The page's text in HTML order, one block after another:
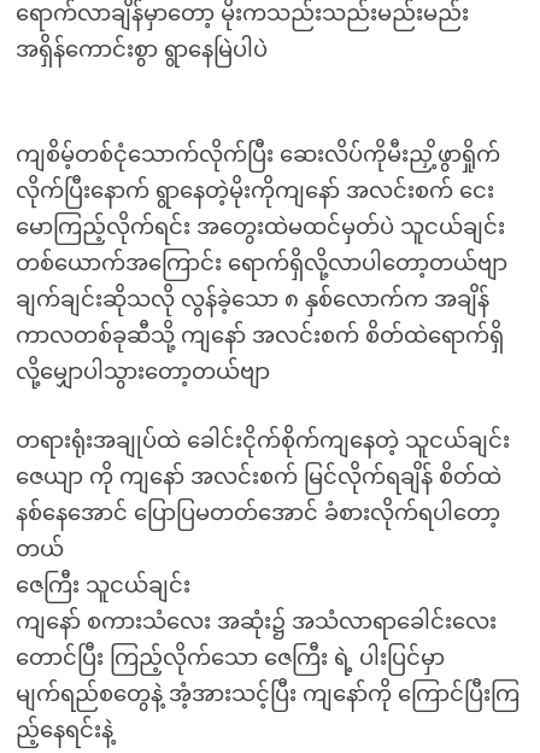
ရောက်လာချိန်မှာတော့ မိုးကသည်းသည်းမည်းမည်း
အရှိန်ကောင်းစွာ ရွာနေမြဲပါပဲ
ကျစိမ့်တစ်ငုံသောက်လိုက်ပြီး ဆေးလိပ်ကိုမီးညှိ့ဖွာရှိုက်
လိုက်ပြီးနောက် ရွာနေတဲ့မိုးကိုကျနော် အလင်းစက် ငေး
မောကြည့်လိုက်ရင်း အတွေးထဲမထင်မှတ်ပဲ သူငယ်ချင်း
တစ်ယောက်အကြောင်း ရောက်ရှိလို့လာပါတော့တယ်ဗျာ
ချက်ချင်းဆိုသလို လွန်ခဲ့သော ၈ နှစ်လောက်က အချိန်
ကာလတစ်ခုဆီသို့ ကျနော် အလင်းစက် စိတ်ထဲရောက်ရှိ
လို့မျှောပါသွားတော့တယ်ဗျာ
တရားရုံးအချုပ်ထဲ ခေါင်းငိုက်စိုက်ကျနေတဲ့ သူငယ်ချင်း
ဇေယျာ ကို ကျနော် အလင်းစက် မြင်လိုက်ရချိန် စိတ်ထဲ
နစ်နေအောင် ပြောပြမတတ်အောင် ခံစားလိုက်ရပါတော့
တယ်
ဇေကြီး သူငယ်ချင်း
ကျနော် စကားသံလေး အဆုံး၌ အသံလာရာခေါင်းလေး
တောင်ပြီး ကြည့်လိုက်သော ဇေကြီး ရဲ့ ပါးပြင်မှာ
မျက်ရည်စတွေနဲ့ အံ့အားသင့်ပြီး ကျနော်ကို ကြောင်ပြီးကြ
ည့်နေရင်းနဲ့